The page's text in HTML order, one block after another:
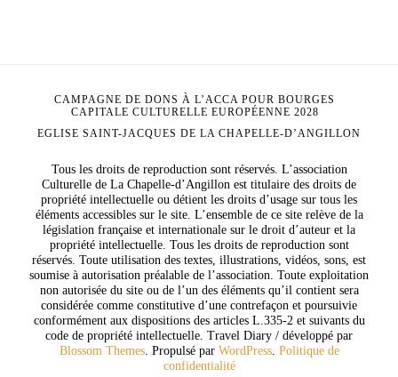
Tous les droits de reproduction sont réservés. L’association
Culturelle de La Chapelle-d’Angillon est titulaire des droits de
propriété intellectuelle ou détient les droits d’usage sur tous les
éléments accessibles sur le site. L’ensemble de ce site relève de la
législation française et internationale sur le droit d’auteur et la
propriété intellectuelle. Tous les droits de reproduction sont
réservés. Toute utilisation des textes, illustrations, vidéos, sons, est
soumise à autorisation préalable de l’association. Toute exploitation
non autorisée du site ou de l’un des éléments qu’il contient sera
considérée comme constitutive d’une contrefaçon et poursuivie
conformément aux dispositions des articles L.335-2 et suivants du
code de propriété intellectuelle. Travel Diary / développé par
Blossom Themes. Propulsé par WordPress. Politique de
confidentialité
CAMPAGNE DE DONS À L’ACCA POUR BOURGES
CAPITALE CULTURELLE EUROPÉENNE 2028
EGLISE SAINT-JACQUES DE LA CHAPELLE-D’ANGILLON